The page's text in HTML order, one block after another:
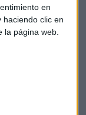
en
haciendo clic en
la página web.
Las cifras
cambios
de